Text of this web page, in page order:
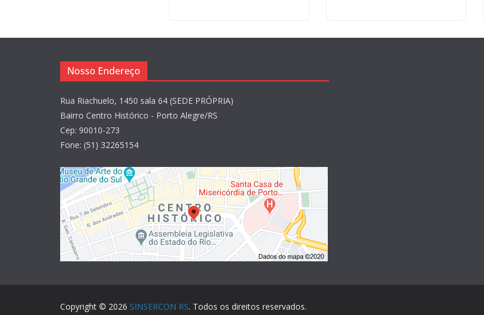
Nosso Endereço
Rua Riachuelo, 1450 sala 64 (SEDE PRÓPRIA)
Bairro Centro Histórico - Porto Alegre/RS
Cep: 90010-273
Fone: (51) 32265154
Copyright © 2026 SINSERCON RS. Todos os direitos reservados.